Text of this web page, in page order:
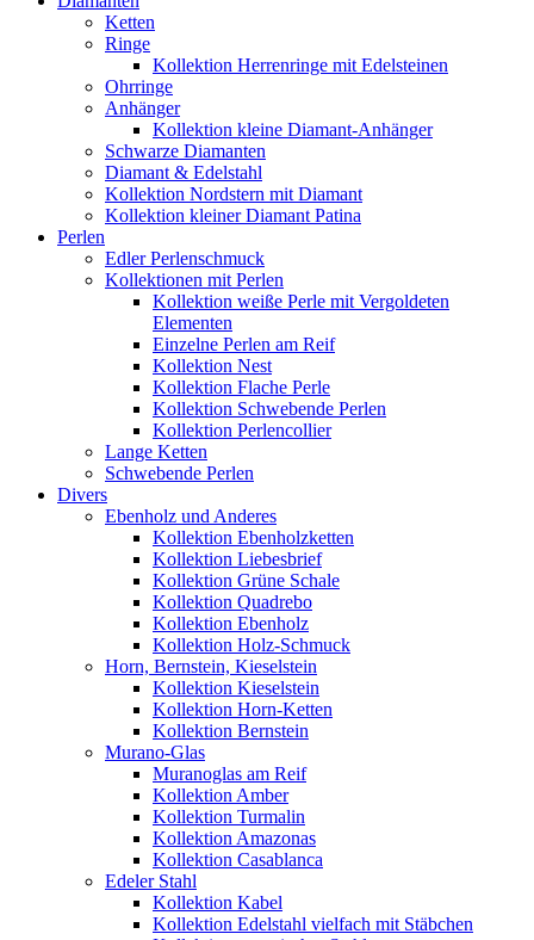
Ketten
Ringe
Kollektion Herrenringe mit Edelsteinen
Ohrringe
Anhänger
Kollektion kleine Diamant-Anhänger
Schwarze Diamanten
Diamant & Edelstahl
Kollektion Nordstern mit Diamant
Kollektion kleiner Diamant Patina
Perlen
Edler Perlenschmuck
Kollektionen mit Perlen
Kollektion weiße Perle mit Vergoldeten
Elementen
Einzelne Perlen am Reif
Kollektion Nest
Kollektion Flache Perle
Kollektion Schwebende Perlen
Kollektion Perlencollier
Lange Ketten
Schwebende Perlen
Divers
Ebenholz und Anderes
Kollektion Ebenholzketten
Kollektion Liebesbrief
Kollektion Grüne Schale
Kollektion Quadrebo
Kollektion Ebenholz
Kollektion Holz-Schmuck
Horn, Bernstein, Kieselstein
Kollektion Kieselstein
Kollektion Horn-Ketten
Kollektion Bernstein
Murano-Glas
Muranoglas am Reif
Kollektion Amber
Kollektion Turmalin
Kollektion Amazonas
Kollektion Casablanca
Edeler Stahl
Kollektion Kabel
Kollektion Edelstahl vielfach mit Stäbchen